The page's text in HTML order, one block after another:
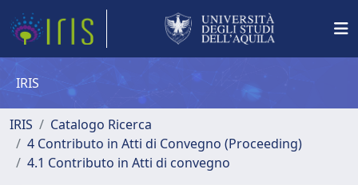
IRIS
IRIS
Catalogo Ricerca
4 Contributo in Atti di Convegno (Proceeding)
4.1 Contributo in Atti di convegno